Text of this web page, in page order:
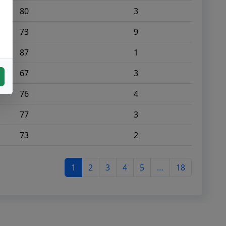
80
3
73
9
87
1
67
3
76
4
77
3
73 2
1 2 3 4 5 … 18